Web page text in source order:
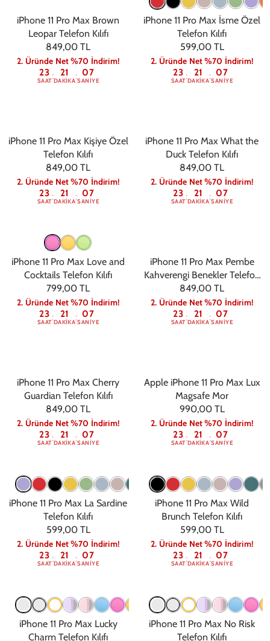
iPhone 11 Pro Max Brown
Leopar Telefon Kılıfı
849,00 TL
2. Üründe Net %70 İndirim!
23
SAAT: 21
DAKIKA: 06
SANIYE
iPhone 11 Pro Max İsme Özel
Telefon Kılıfı
599,00 TL
2. Üründe Net %70 İndirim!
23
SAAT: 21
DAKIKA: 06
SANIYE
iPhone 11 Pro Max Kişiye Özel
Telefon Kılıfı
849,00 TL
2. Üründe Net %70 İndirim!
23
SAAT: 21
DAKIKA: 06
SANIYE
iPhone 11 Pro Max What the
Duck Telefon Kılıfı
849,00 TL
2. Üründe Net %70 İndirim!
23
SAAT: 21
DAKIKA: 06
SANIYE
iPhone 11 Pro Max Love and
Cocktails Telefon Kılıfı
799,00 TL
2. Üründe Net %70 İndirim!
23
SAAT: 21
DAKIKA: 06
SANIYE
iPhone 11 Pro Max Pembe
Kahverengi Benekler Telefon
Kılıfı
849,00 TL
2. Üründe Net %70 İndirim!
23
SAAT: 21
DAKIKA: 06
SANIYE
iPhone 11 Pro Max Cherry
Guardian Telefon Kılıfı
849,00 TL
2. Üründe Net %70 İndirim!
23
SAAT: 21
DAKIKA: 06
SANIYE
Apple iPhone 11 Pro Max Lux
Magsafe Mor
990,00 TL
2. Üründe Net %70 İndirim!
23
SAAT: 21
DAKIKA: 06
SANIYE
iPhone 11 Pro Max La Sardine
Telefon Kılıfı
599,00 TL
2. Üründe Net %70 İndirim!
23
SAAT: 21
DAKIKA: 06
SANIYE
iPhone 11 Pro Max Wild
Brunch Telefon Kılıfı
599,00 TL
2. Üründe Net %70 İndirim!
23
SAAT: 21
DAKIKA: 06
SANIYE
iPhone 11 Pro Max Lucky
Charm Telefon Kılıfı
iPhone 11 Pro Max No Risk
Telefon Kılıfı